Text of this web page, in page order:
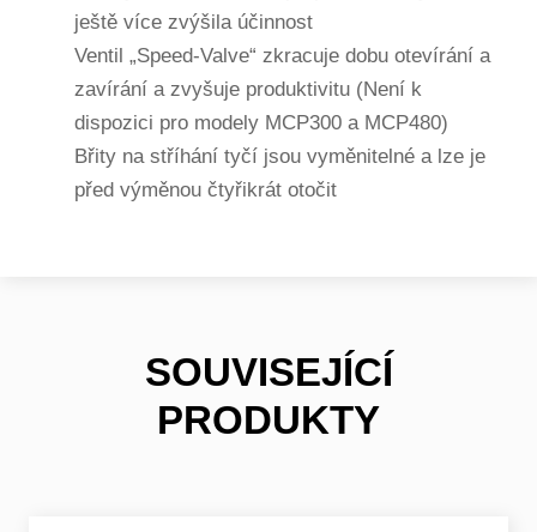
ještě více zvýšila účinnost
Ventil „Speed-Valve“ zkracuje dobu otevírání a
zavírání a zvyšuje produktivitu (Není k
dispozici pro modely MCP300 a MCP480)
Břity na stříhání tyčí jsou vyměnitelné a lze je
před výměnou čtyřikrát otočit
SOUVISEJÍCÍ
PRODUKTY